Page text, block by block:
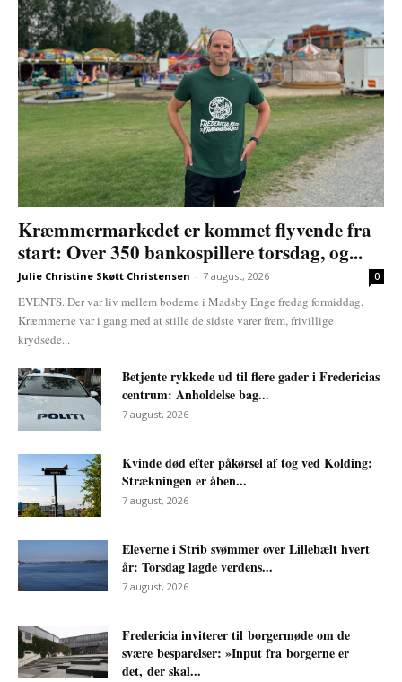
Kræmmermarkedet er kommet flyvende fra
start: Over 350 bankospillere torsdag, og...
Julie Christine Skøtt Christensen - 7 august, 2026 0
EVENTS. Der var liv mellem boderne i Madsby Enge fredag formiddag.
Kræmmerne var i gang med at stille de sidste varer frem, frivillige
krydsede...
Betjente rykkede ud til flere gader i Fredericias
centrum: Anholdelse bag...
7 august, 2026
Kvinde død efter påkørsel af tog ved Kolding:
Strækningen er åben...
7 august, 2026
Eleverne i Strib svømmer over Lillebælt hvert
år: Torsdag lagde verdens...
7 august, 2026
Fredericia inviterer til borgermøde om de
svære besparelser: »Input fra borgerne er
det, der skal...